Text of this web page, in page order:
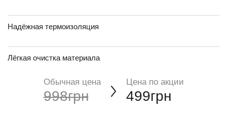
Надёжная термоизоляция
Лёгкая очистка материала
Обычная цена
998грн
Цена по акции
499грн